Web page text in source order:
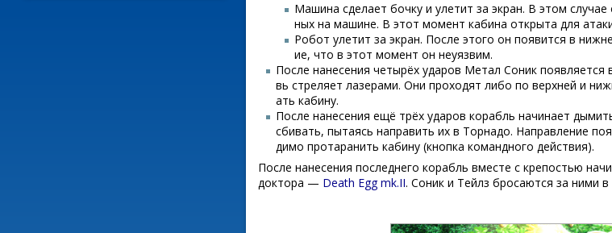
Машина сделает бочку и улетит за экран. В этом
ных на машине. В этот момент кабина открыта для
Робот улетит за экран. После этого он появится в
ие, что в этот момент он неуязвим.
После нанесения четырёх ударов Метал Соник
вь стреляет лазерами. Они проходят либо по верхней и
ать кабину.
После нанесения ещё трёх ударов корабль начинает
сбивать, пытаясь направить их в Торнадо. Направление
димо протаранить кабину (кнопка командного действия).
После нанесения последнего корабль вместе с крепостью
доктора — Death Egg mk.II. Соник и Тейлз бросаются за ними